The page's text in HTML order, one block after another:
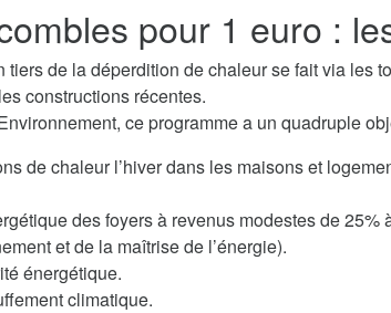
pour 1 euro :
de la déperdition de chaleur se fait via les
constructions récentes.
ce programme a un quadruple
de chaleur l’hiver dans les maisons et
des foyers à revenus modestes de 25%
et de la maîtrise de l’énergie).
énergétique.
climatique.